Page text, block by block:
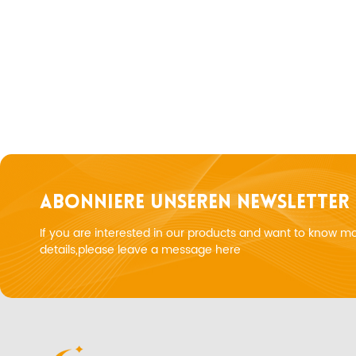
ABONNIERE UNSEREN NEWSLETTER
If you are interested in our products and want to know
details,please leave a message here